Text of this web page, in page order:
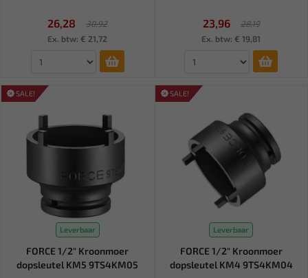
26,28
30,92
Ex. btw: € 21,72
23,96
28,19
Ex. btw: € 19,81
SALE!
Leverbaar
FORCE 1/2" Kroonmoer
dopsleutel KM5 9TS4KM05
SALE!
Leverbaar
FORCE 1/2" Kroonmoer
dopsleutel KM4 9TS4KM04